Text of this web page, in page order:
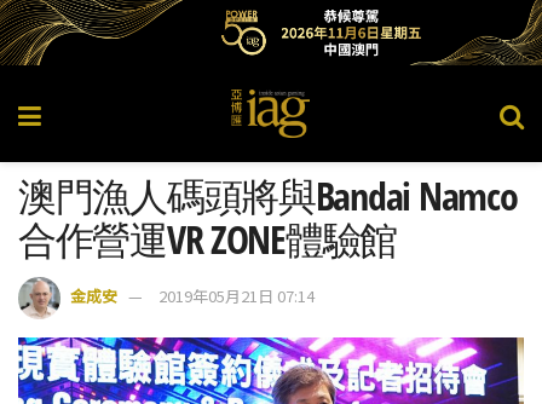
澳門漁人碼頭將與Bandai Namco
合作營運VR ZONE體驗館
金成安 2019年05月21日 07:14